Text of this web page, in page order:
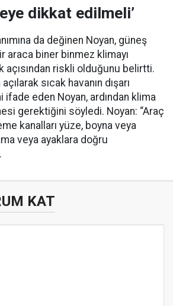
dikkat edilmeli’
da değinen Noyan, güneş
araca biner binmez klimayı
açısından riskli olduğunu belirtti.
sıcak havanın dışarı
ifade eden Noyan, ardından klima
gerektiğini söyledi. Noyan: “Araç
kanalları yüze, boyna veya
veya ayaklara doğru
KAT